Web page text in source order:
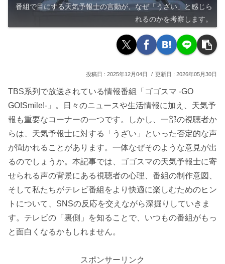
番組で目にする天気予報士の言動が、なぜ「うざい」と感じら
れるのかを考察します。
2025年12月04日 2026年05月30日
TBS系列で放送されている情報番組「ゴゴスマ -GO
GO!Smile!-」。日々のニュースや生活情報に加え、天気予
報も重要なコーナーの一つです。しかし、一部の視聴者か
らは、天気予報士に対する「うざい」といった否定的な声
が聞かれることがあります。一体なぜそのような意見が出
るのでしょうか。本記事では、ゴゴスマの天気予報士に寄
せられる声の背景にある視聴者の心理、番組の制作意図、
そして私たちがテレビ番組をより快適に楽しむためのヒン
トについて、SNSの反応を交えながら深掘りしていきま
す。テレビの「裏側」を知ることで、いつもの番組がもっ
と面白くなるかもしれません。
スポンサーリンク